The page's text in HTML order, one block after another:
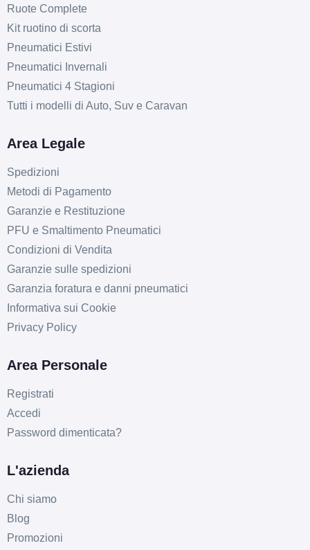
Ruote Complete
Kit ruotino di scorta
Pneumatici Estivi
Pneumatici Invernali
Pneumatici 4 Stagioni
Tutti i modelli di Auto, Suv e Caravan
Area Legale
Spedizioni
Metodi di Pagamento
Garanzie e Restituzione
PFU e Smaltimento Pneumatici
Condizioni di Vendita
Garanzie sulle spedizioni
Garanzia foratura e danni pneumatici
Informativa sui Cookie
Privacy Policy
Area Personale
Registrati
Accedi
Password dimenticata?
L'azienda
Chi siamo
Blog
Promozioni